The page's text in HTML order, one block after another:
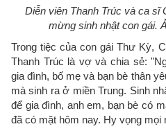
Diễn viên Thanh Trúc và ca sĩ
mừng sinh nhật con gái.
Trong tiệc của con gái Thư Kỳ,
Thanh Trúc là vợ và chia sẻ:
gia đình, bố mẹ và bạn bè thân
mà sinh ra ở miền Trung. Sinh
để gia đình, anh em, bạn bè có
đã có mặt hôm nay. Hy vọng mọi